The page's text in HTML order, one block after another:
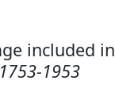
included in
1953